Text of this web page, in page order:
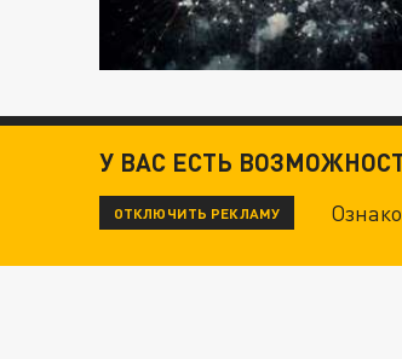
У ВАС ЕСТЬ
ОТКЛЮЧИТЬ РЕКЛАМУ